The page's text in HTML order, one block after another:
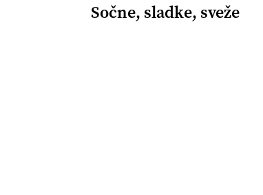
Sočne, sladke, sveže